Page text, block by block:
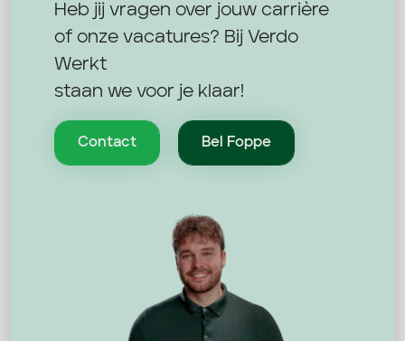
Heb jij vragen over jouw carrière
of onze vacatures? Bij Verdo
Werkt
staan we voor je klaar!
Contact Bel Foppe